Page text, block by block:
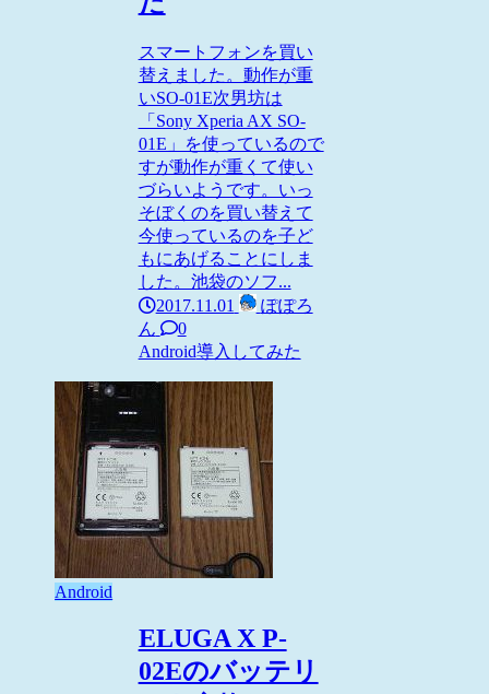
スマートフォンを買い
替えました。動作が重
いSO-01E次男坊は
「Sony Xperia AX SO-
01E」を使っているので
すが動作が重くて使い
づらいようです。いっ
そぼくのを買い替えて
今使っているのを子ど
もにあげることにしま
した。池袋のソフ...
2017.11.01
ぽぽろ
ん
0
Android導入してみた
Android
ELUGA X P-
02Eのバッテリ